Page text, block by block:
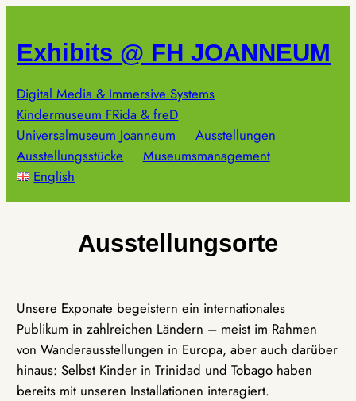
springen
Exhibits @ FH JOANNEUM
Digital Media & Immersive Systems
Kindermuseum FRida & freD
Universalmuseum Joanneum
Ausstellungen
Ausstellungsstücke
Museumsmanagement
English
Ausstellungsorte
Unsere Exponate begeistern ein internationales
Publikum in zahlreichen Ländern – meist im Rahmen
von Wanderausstellungen in Europa, aber auch darüber
hinaus: Selbst Kinder in Trinidad und Tobago haben
bereits mit unseren Installationen interagiert.